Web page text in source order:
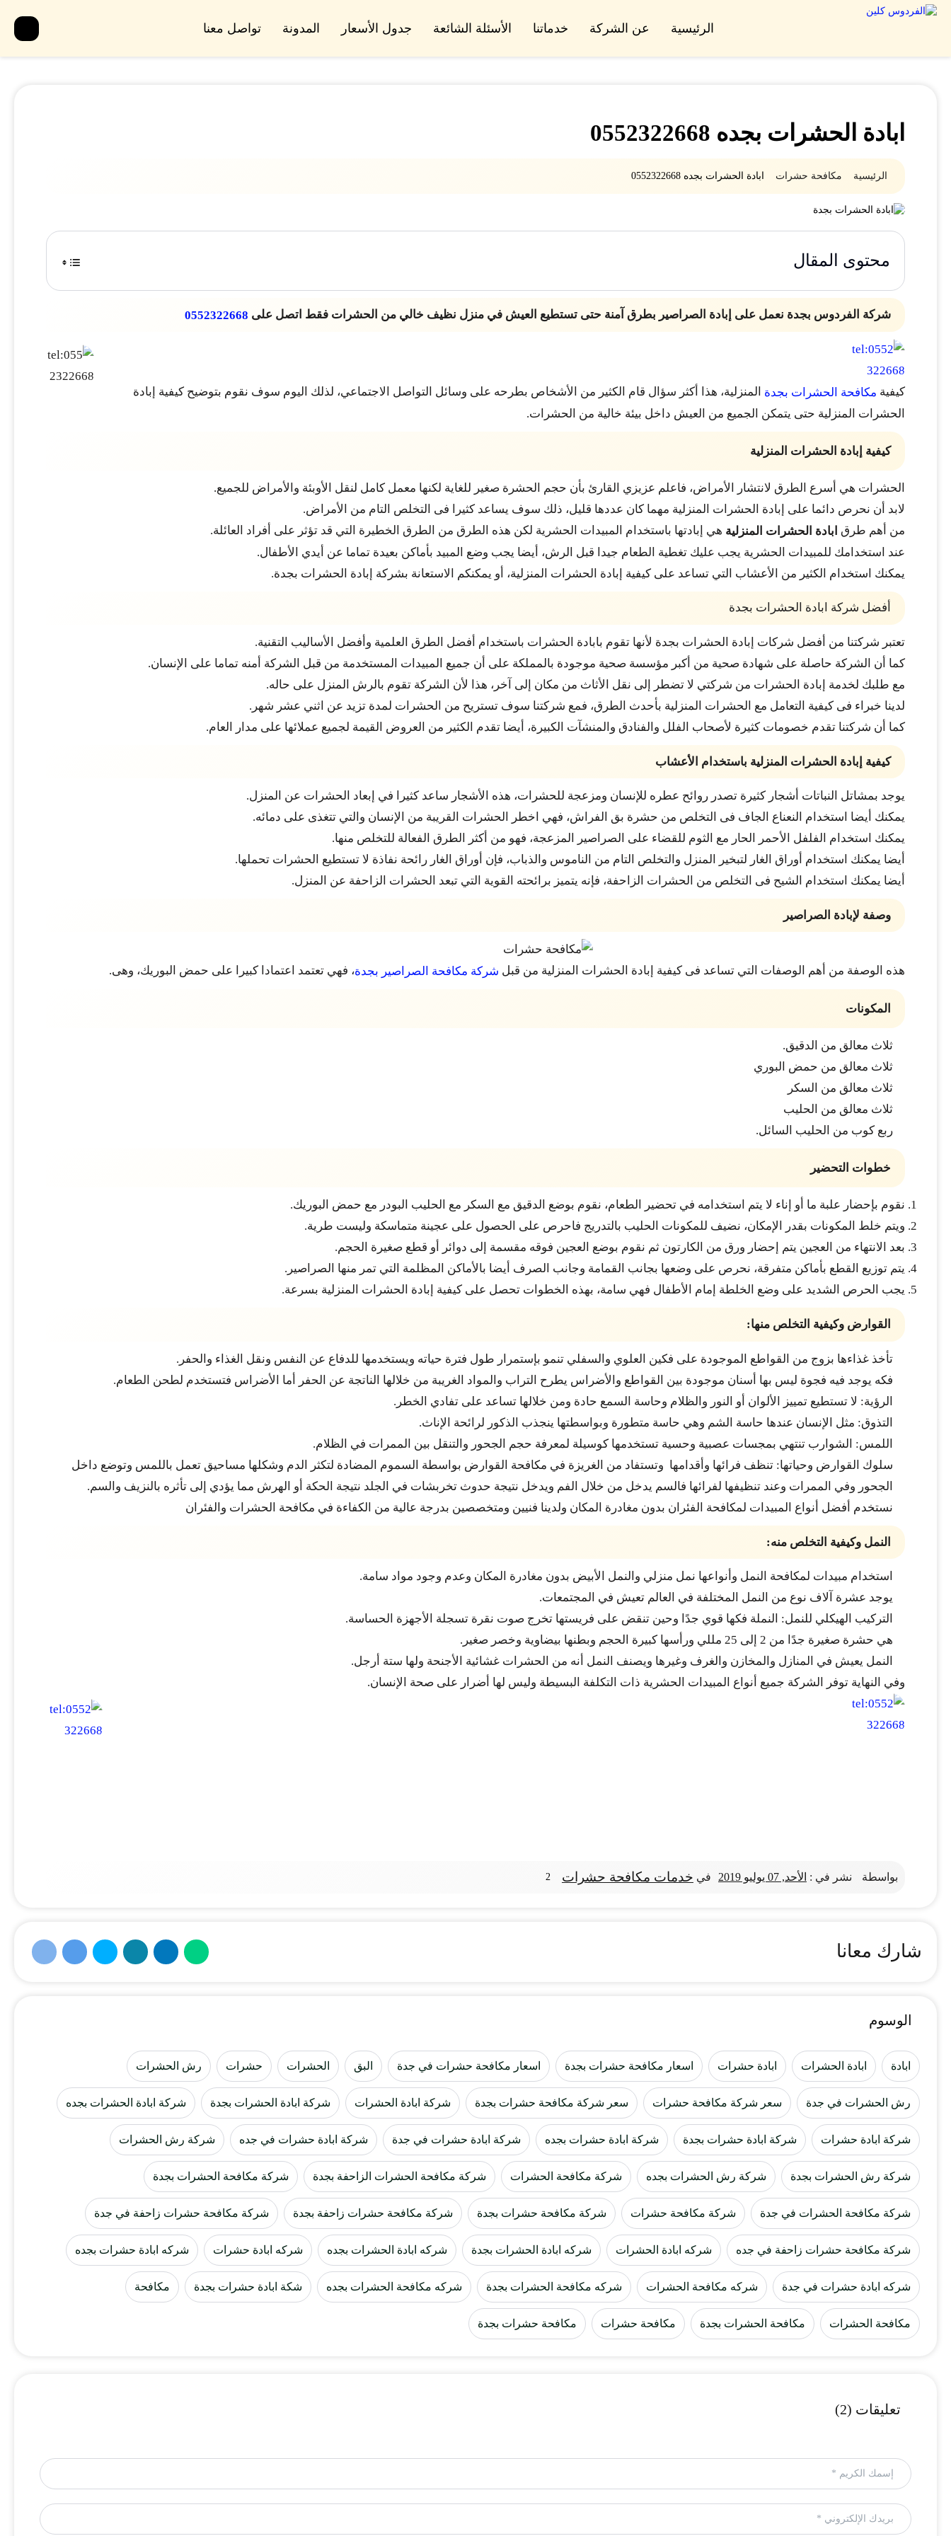
الرئيسية عن الشركة خدماتنا الأسئلة الشائعة جدول الأسعار المدونة تواصل معنا
ابادة الحشرات بجده 0552322668
الرئيسية مكافحة حشرات ابادة الحشرات بجده 0552322668
محتوى المقال
شركة الفردوس بجدة نعمل على إبادة الصراصير بطرق آمنة حتى تستطيع العيش في منزل نظيف خالي من الحشرات فقط اتصل على 0552322668
كيفية مكافحة الحشرات بجدة المنزلية، هذا أكثر سؤال قام الكثير من الأشخاص بطرحه على وسائل التواصل الاجتماعي، لذلك اليوم سوف نقوم بتوضيح كيفية إبادة
الحشرات المنزلية حتى يتمكن الجميع من العيش داخل بيئة خالية من الحشرات.
كيفية إبادة الحشرات المنزلية
الحشرات هي أسرع الطرق لانتشار الأمراض، فاعلم عزيزي القارئ بأن حجم الحشرة صغير للغاية لكنها معمل كامل لنقل الأوبئة والأمراض للجميع.
لابد أن نحرص دائما على إبادة الحشرات المنزلية مهما كان عددها قليل، ذلك سوف يساعد كثيرا فى التخلص التام من الأمراض.
من أهم طرق ابادة الحشرات المنزلية هي إبادتها باستخدام المبيدات الحشرية لكن هذه الطرق من الطرق الخطيرة التي قد تؤثر على أفراد العائلة.
عند استخدامك للمبيدات الحشرية يجب عليك تغطية الطعام جيدا قبل الرش، أيضا يجب وضع المبيد بأماكن بعيدة تماما عن أيدي الأطفال.
يمكنك استخدام الكثير من الأعشاب التي تساعد على كيفية إبادة الحشرات المنزلية، أو يمكنكم الاستعانة بشركة إبادة الحشرات بجدة.
أفضل شركة ابادة الحشرات بجدة
تعتبر شركتنا من أفضل شركات إبادة الحشرات بجدة لأنها تقوم بابادة الحشرات باستخدام أفضل الطرق العلمية وأفضل الأساليب التقنية.
كما أن الشركة حاصلة على شهادة صحية من أكبر مؤسسة صحية موجودة بالمملكة على أن جميع المبيدات المستخدمة من قبل الشركة أمنه تماما على الإنسان.
مع طلبك لخدمة إبادة الحشرات من شركتي لا تضطر إلى نقل الأثاث من مكان إلى آخر، هذا لأن الشركة تقوم بالرش المنزل على حاله.
لدينا خبراء فى كيفية التعامل مع الحشرات المنزلية بأحدث الطرق، فمع شركتنا سوف تستريح من الحشرات لمدة تزيد عن اثني عشر شهر.
كما أن شركتنا تقدم خصومات كثيرة لأصحاب الفلل والفنادق والمنشآت الكبيرة، أيضا تقدم الكثير من العروض القيمة لجميع عملائها على مدار العام.
كيفية إبادة الحشرات المنزلية باستخدام الأعشاب
يوجد بمشاتل النباتات أشجار كثيرة تصدر روائح عطره للإنسان ومزعجة للحشرات، هذه الأشجار ساعد كثيرا في إبعاد الحشرات عن المنزل.
يمكنك أيضا استخدام النعناع الجاف فى التخلص من حشرة بق الفراش، فهي اخطر الحشرات القريبة من الإنسان والتي تتغذى على دمائه.
يمكنك استخدام الفلفل الأحمر الحار مع الثوم للقضاء على الصراصير المزعجة، فهو من أكثر الطرق الفعالة للتخلص منها.
أيضا يمكنك استخدام أوراق الغار لتبخير المنزل والتخلص التام من الناموس والذباب، فإن أوراق الغار رائحة نفاذة لا تستطيع الحشرات تحملها.
أيضا يمكنك استخدام الشيح فى التخلص من الحشرات الزاحفة، فإنه يتميز برائحته القوية التي تبعد الحشرات الزاحفة عن المنزل.
وصفة لإبادة الصراصير
هذه الوصفة من أهم الوصفات التي تساعد فى كيفية إبادة الحشرات المنزلية من قبل شركة مكافحة الصراصير بجدة، فهي تعتمد اعتمادا كبيرا على حمض البوريك، وهى.
المكونات
ثلاث معالق من الدقيق.
ثلاث معالق من حمض البوري
ثلاث معالق من السكر
ثلاث معالق من الحليب
ربع كوب من الحليب السائل.
خطوات التحضير
نقوم بإحضار علبة ما أو إناء لا يتم استخدامه في تحضير الطعام، نقوم بوضع الدقيق مع السكر مع الحليب البودر مع حمض البوريك.
ويتم خلط المكونات بقدر الإمكان، نضيف للمكونات الحليب بالتدريج فاحرص على الحصول على عجينة متماسكة وليست طرية.
بعد الانتهاء من العجين يتم إحضار ورق من الكارتون ثم نقوم بوضع العجين فوقه مقسمة إلى دوائر أو قطع صغيرة الحجم.
يتم توزيع القطع بأماكن متفرقة، نحرص على وضعها بجانب القمامة وجانب الصرف أيضا بالأماكن المظلمة التي تمر منها الصراصير.
يجب الحرص الشديد على وضع الخلطة إمام الأطفال فهي سامة، بهذه الخطوات تحصل على كيفية إبادة الحشرات المنزلية بسرعة.
القوارض وكيفية التخلص منها:
تأخذ غذاءها بزوج من القواطع الموجودة على فكين العلوي والسفلي تنمو بإستمرار طول فترة حياته ويستخدمها للدفاع عن النفس ونقل الغذاء والحفر.
فكه يوجد فيه فجوة ليس بها أسنان موجودة بين القواطع والأضراس يطرح التراب والمواد الغريبة من خلالها الناتجة عن الحفر أما الأضراس فتستخدم لطحن الطعام.
الرؤية: لا تستطيع تمييز الألوان أو النور والظلام وحاسة السمع حادة ومن خلالها تساعد على تفادي الخطر.
التذوق: مثل الإنسان عندها حاسة الشم وهي حاسة متطورة وبواسطتها ينجذب الذكور لرائحة الإناث.
اللمس: الشوارب تنتهي بمجسات عصبية وحسية تستخدمها كوسيلة لمعرفة حجم الجحور والتنقل بين الممرات في الظلام.
سلوك القوارض وحياتها: تنظف فرائها وأقدامها وتستفاد من الغريزة في مكافحة القوارض بواسطة السموم المضادة لتكثر الدم وشكلها مساحيق تعمل باللمس وتوضع داخل
الجحور وفي الممرات وعند تنظيفها لفرائها فالسم يدخل من خلال الفم ويدخل نتيجة حدوث تخربشات في الجلد نتيجة الحكة أو الهرش مما يؤدي إلى تأثره بالنزيف والسم.
نستخدم أفضل أنواع المبيدات لمكافحة الفئران بدون مغادرة المكان ولدينا فنيين ومتخصصين بدرجة عالية من الكفاءة في مكافحة الحشرات والفئران
النمل وكيفية التخلص منه:
استخدام مبيدات لمكافحة النمل وأنواعها نمل منزلي والنمل الأبيض بدون مغادرة المكان وعدم وجود مواد سامة.
يوجد عشرة آلاف نوع من النمل المختلفة في العالم تعيش في المجتمعات.
التركيب الهيكلي للنمل: النملة فكها قوي جدًا وحين تنقض على فريستها تخرج صوت نقرة تسجلة الأجهزة الحساسة.
هي حشرة صغيرة جدًا من 2 إلى 25 مللي ورأسها كبيرة الحجم وبطنها بيضاوية وخصر صغير.
النمل يعيش في المنازل والمخازن والغرف وغيرها ويصنف النمل أنه من الحشرات غشائية الأجنحة ولها ستة أرجل.
وفي النهاية توفر الشركة جميع أنواع المبيدات الحشرية ذات التكلفة البسيطة وليس لها أضرار على صحة الإنسان.
بواسطة نشر في : الأحد, 07 يوليو 2019 في خدمات مكافحة حشرات 2
شارك معانا
الوسوم
ابادة ابادة الحشرات ابادة حشرات اسعار مكافحة حشرات بجدة اسعار مكافحة حشرات في جدة البق الحشرات حشرات رش الحشرات
رش الحشرات في جدة سعر شركة مكافحة حشرات سعر شركة مكافحة حشرات بجدة شركة ابادة الحشرات شركة ابادة الحشرات بجدة شركة ابادة الحشرات بجده
شركة ابادة حشرات شركة ابادة حشرات بجدة شركة ابادة حشرات بجده شركة ابادة حشرات في جدة شركة ابادة حشرات في جده شركة رش الحشرات
شركة رش الحشرات بجدة شركة رش الحشرات بجده شركة مكافحة الحشرات شركة مكافحة الحشرات الزاحفة بجدة شركة مكافحة الحشرات بجدة
شركة مكافحة الحشرات في جدة شركة مكافحة حشرات شركة مكافحة حشرات بجدة شركة مكافحة حشرات زاحفة بجدة شركة مكافحة حشرات زاحفة في جدة
شركة مكافحة حشرات زاحفة في جده شركه ابادة الحشرات شركه ابادة الحشرات بجدة شركه ابادة الحشرات بجده شركه ابادة حشرات شركه ابادة حشرات بجده
شركه ابادة حشرات في جدة شركه مكافحة الحشرات شركه مكافحة الحشرات بجدة شركه مكافحة الحشرات بجده شكة ابادة حشرات بجدة مكافحة
مكافحة الحشرات مكافحة الحشرات بجدة مكافحة حشرات مكافحة حشرات بجدة
تعليقات (2)